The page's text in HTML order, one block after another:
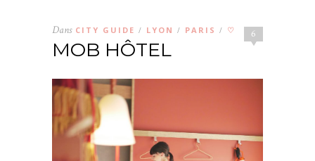
6
Dans CITY GUIDE / LYON / PARIS / ♡
MOB HÔTEL